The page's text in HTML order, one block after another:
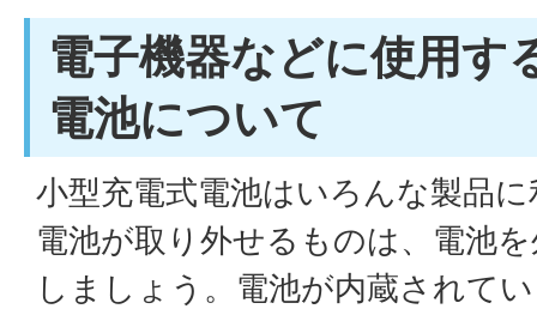
電子機器などに使用す
電池について
小型充電式電池はいろんな製品
電池が取り外せるものは、電池
しましょう。電池が内蔵されて